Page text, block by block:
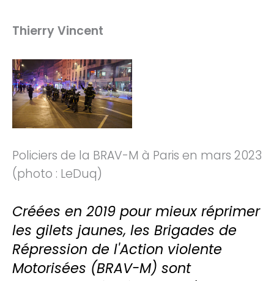
Thierry Vincent
Policiers de la BRAV-M à Paris en mars 2023
(photo : LeDuq)
Créées en 2019 pour mieux réprimer
les gilets jaunes, les Brigades de
Répression de l'Action violente
Motorisées (BRAV-M) sont